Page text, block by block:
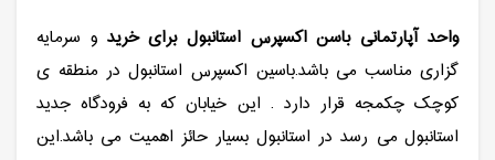
واحد آپارتمانی باسن اکسپرس استانبول برای خرید و سرمایه
گزاری مناسب می باشد.باسین اکسپرس استانبول در منطقه ی
کوچک چکمجه قرار دارد . این خیابان که به فرودگاه جدید
استانبول می رسد در استانبول بسیار حائز اهمیت می باشد.این